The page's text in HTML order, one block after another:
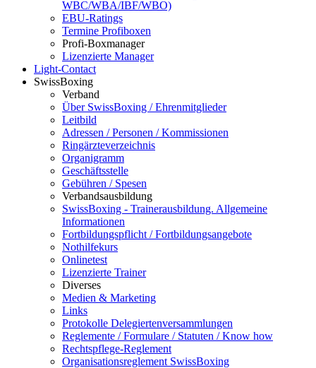
WBC/WBA/IBF/WBO)
EBU-Ratings
Termine Profiboxen
Profi-Boxmanager
Lizenzierte Manager
Light-Contact
SwissBoxing
Verband
Über SwissBoxing / Ehrenmitglieder
Leitbild
Adressen / Personen / Kommissionen
Ringärzteverzeichnis
Organigramm
Geschäftsstelle
Gebühren / Spesen
Verbandsausbildung
SwissBoxing - Trainerausbildung. Allgemeine
Informationen
Fortbildungspflicht / Fortbildungsangebote
Nothilfekurs
Onlinetest
Lizenzierte Trainer
Diverses
Medien & Marketing
Links
Protokolle Delegiertenversammlungen
Reglemente / Formulare / Statuten / Know how
Rechtspflege-Reglement
Organisationsreglement SwissBoxing